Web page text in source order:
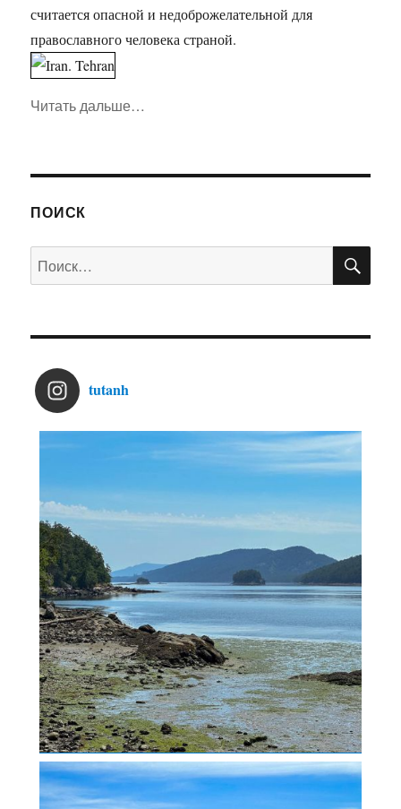
считается опасной и недоброжелательной для
православного человека страной.
Читать дальше«Иран. Часть 1. Тегеран»
…
ПОИСК
Искать:
tutanh